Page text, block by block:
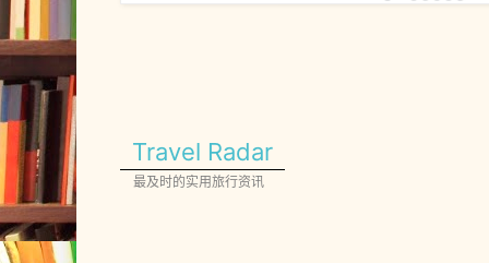
Travel Radar
最及时的实用旅行资讯